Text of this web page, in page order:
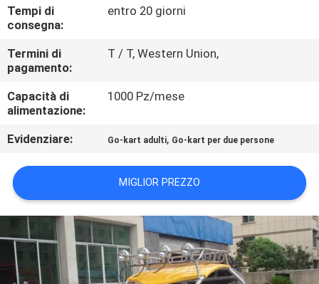
RICHIEDA
UNA
CITAZIONE
DEL
SITO
POLITICA
SULLA
PRIVACY
Tempi di
consegna:
entro 20 giorni
Termini di
pagamento:
T / T, Western Union,
Capacità di
alimentazione:
1000 Pz/mese
Evidenziare: Go-kart adulti, Go-kart per due persone
MIGLIOR PREZZO